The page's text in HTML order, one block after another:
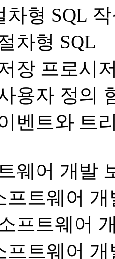
차형 SQL
차형 SQL
장 프로시
용자 정의
벤트와 트
웨어 개발
프트웨어
프트웨어
프트웨어